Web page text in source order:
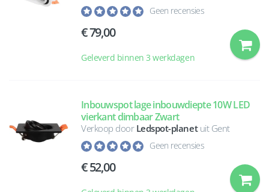
Geen recensies
79,00
Geleverd binnen 3 werkdagen
Inbouwspot lage inbouwdiepte 10W LED
vierkant dimbaar Zwart
Verkoop door Ledspot-planetuit Gent
Geen recensies
52,00